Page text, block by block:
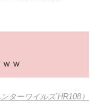
ｗ
ターワイルズ HR108）